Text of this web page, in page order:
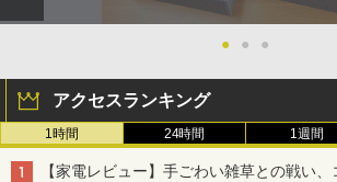
● ● ●
アクセスランキング
1時間 24時間 1週間
【家電レビュー】手ごわい雑草との戦い